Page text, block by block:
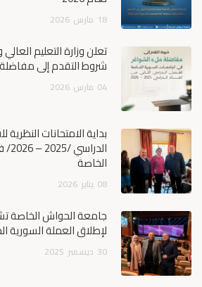
18 مارس 2026
تعلن وزارة التعليم
شروط التقدم إلى
04 مارس 2026
بداية الامتحانات
الخاصة
08 يناير 2026
جامعة الحواش الخاصة
لإطلاق العملة السورية
30 ديسمبر 2025